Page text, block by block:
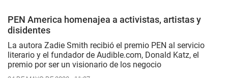
PEN America homenajea a activistas, artistas y
disidentes
La autora Zadie Smith recibió el premio PEN al servicio
literario y el fundador de Audible.com, Donald Katz, el
premio por ser un visionario de los negocio